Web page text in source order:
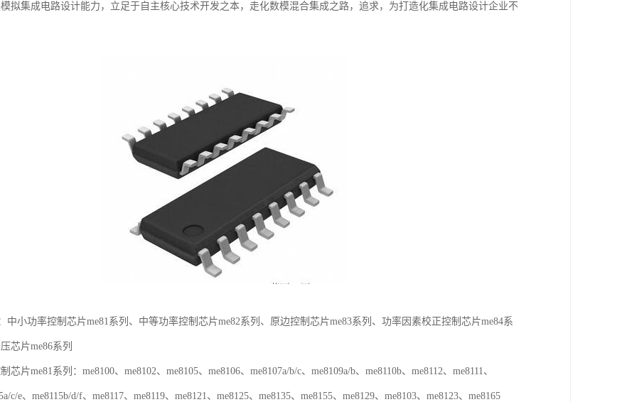
拟集成电路设计能力，立足于自主核心技术开发之本，走化数模混合集成之路，追求，为打造化集成电路设计企业不
：中小功率控制芯片me81系列、中等功率控制芯片me82系列、原边控制芯片me83系列、功率因素校正控制芯片me84系
芯片me86系列
me81系列：me8100、me8102、me8105、me8106、me8107a/b/c、me8109a/b、me8110b、me8112、me8111、
c/e、me8115b/d/f、me8117、me8119、me8121、me8125、me8135、me8155、me8129、me8103、me8123、me8165